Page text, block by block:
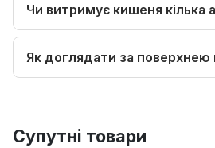
Чи витримує кишеня кілька
Як доглядати за поверхнею
Супутні товари